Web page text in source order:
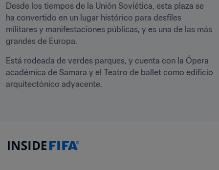
Desde los tiempos de la Unión Soviética, esta plaza se
ha convertido en un lugar histórico para desfiles
militares y manifestaciones públicas, y es una de las más
grandes de Europa.
Está rodeada de verdes parques, y cuenta con la Ópera
académica de Samara y el Teatro de ballet como edificio
arquitectónico adyacente.